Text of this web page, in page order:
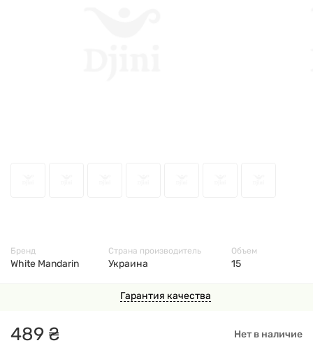
Гарантия качества
489 ₴ Нет в наличие
Бренд
White Mandarin
Страна производитель
Украина
Объем
15